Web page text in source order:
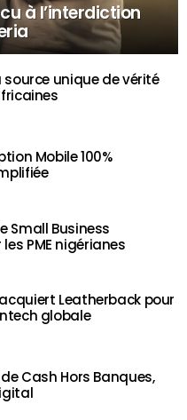
à l’interdiction
source unique de vérité
Mobile 100%
Small Business
PME nigérianes
Leatherback pour
globale
Cash Hors Banques,